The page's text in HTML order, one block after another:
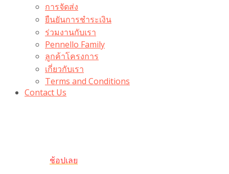
การจัดส่ง
ยืนยันการชำระเงิน
ร่วมงานกับเรา
Pennello Family
ลูกค้าโครงการ
เกี่ยวกับเรา
Terms and Conditions
Contact Us
ช้อปเลย